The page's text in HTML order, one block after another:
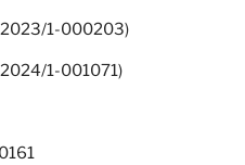
2023/1-000203)
1-001071)